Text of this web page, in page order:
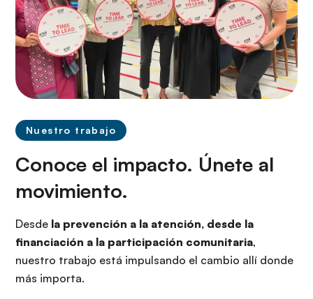
Nuestro trabajo
Conoce el impacto. Únete al
movimiento.
Desde la prevención a la atención, desde la
financiación a la participación comunitaria,
nuestro trabajo está impulsando el cambio allí donde
más importa.